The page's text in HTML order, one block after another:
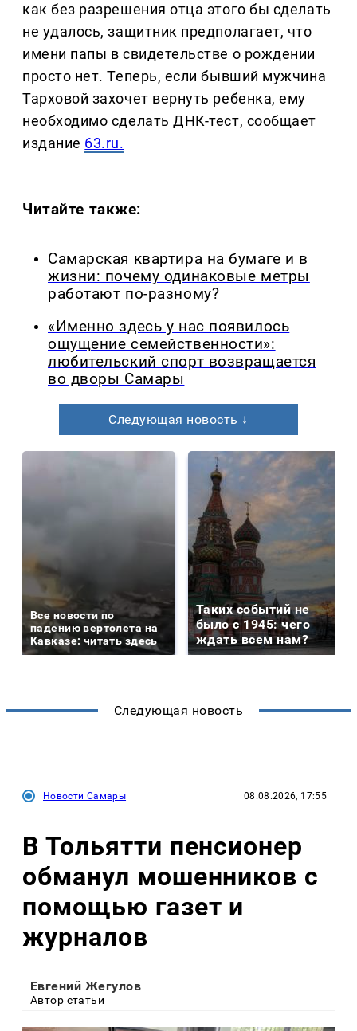
как без разрешения отца этого бы сделать
не удалось, защитник предполагает, что
имени папы в свидетельстве о рождении
просто нет. Теперь, если бывший мужчина
Тарховой захочет вернуть ребенка, ему
необходимо сделать ДНК-тест, сообщает
издание 63.ru.
Читайте также:
Самарская квартира на бумаге и в
жизни: почему одинаковые метры
работают по-разному?
«Именно здесь у нас появилось
ощущение семейственности»:
любительский спорт возвращается
во дворы Самары
Следующая новость ↓
Все новости по
падению вертолета на
Кавказе: читать здесь
Таких событий не
было с 1945: чего
ждать всем нам?
Следующая новость
Новости Самары 08.08.2026, 17:55
В Тольятти пенсионер
обманул мошенников с
помощью газет и
журналов
Евгений Жегулов
Автор статьи